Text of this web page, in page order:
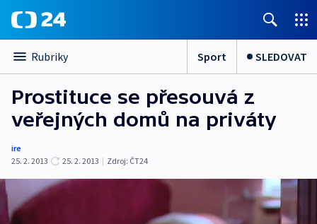
Rubriky Sport SLEDOVAT
Prostituce se přesouvá z
veřejných domů na priváty
ire
25. 2. 2013
25. 2. 2013 | Zdroj: ČT24